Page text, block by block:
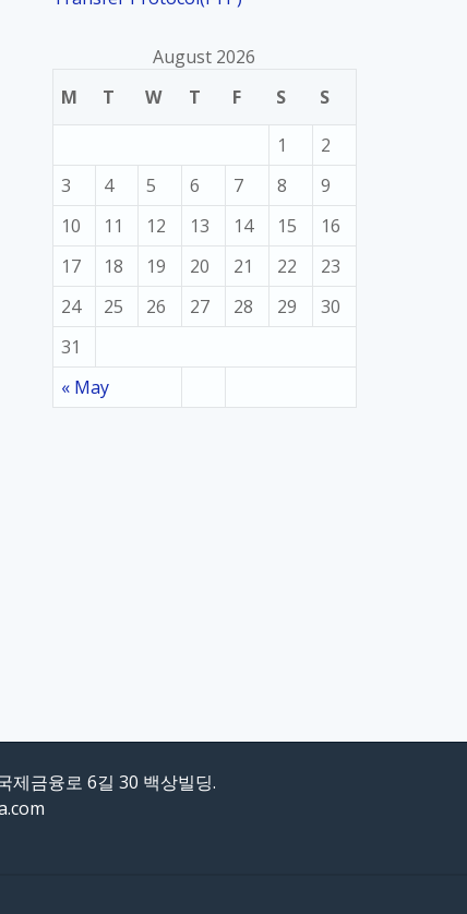
August 2026
M
T W T F S S
« May
1
2
3
4 5 6 7 8
9
10
11 12 13 14 15
16
17
18 19 20 21 22
23
24
25 26 27 28 29
30
31
제금융로 6길 30 백상빌딩.